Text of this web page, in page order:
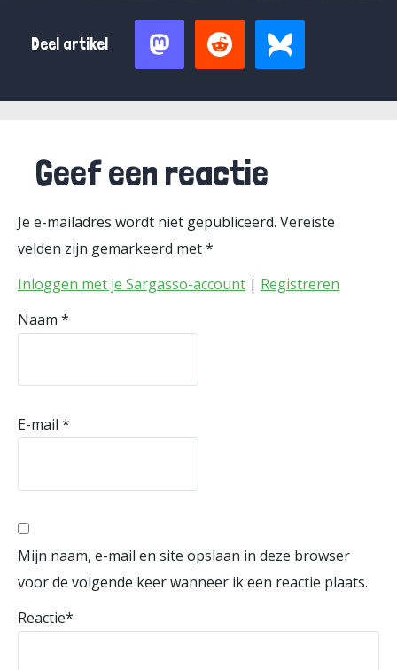
Deel artikel
Geef een reactie
Je e-mailadres wordt niet gepubliceerd. Vereiste
velden zijn gemarkeerd met*
Inloggen met je Sargasso-account | Registreren
Naam *
E-mail *
Mijn naam, e-mail en site opslaan in deze browser
voor de volgende keer wanneer ik een reactie plaats.
Reactie*